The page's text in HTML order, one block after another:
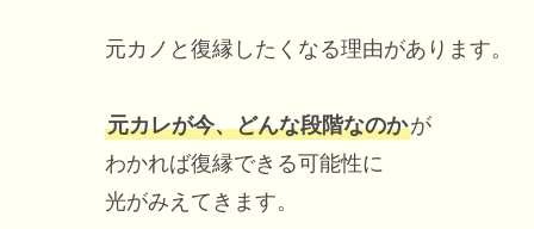
元カノと復縁したくなる理由があります。
元カレが今、どんな段階なのかが
わかれば復縁できる可能性に
光がみえてきます。